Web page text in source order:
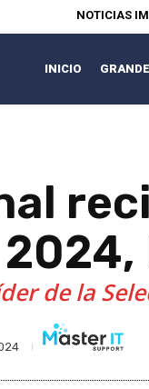
NOTICIAS
INICIO
de la